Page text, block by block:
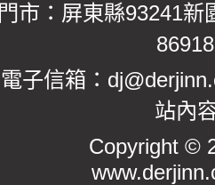
門市：屏東縣93241
電子信箱：
站內
Copyright ©